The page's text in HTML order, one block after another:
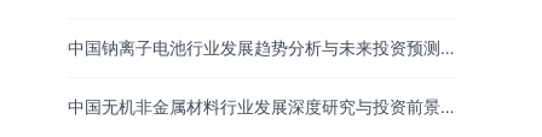
中国钠离子电池行业发展趋势分析与未来投资预测
中国无机非金属材料行业发展深度研究与投资前景